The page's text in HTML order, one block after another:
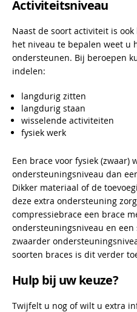
Activiteitsniveau
Naast de soort activiteit is
het niveau te bepalen weet u
ondersteunen. Bij beroepen
indelen:
langdurig zitten
langdurig staan
wisselende activiteiten
fysiek werk
Een brace voor fysiek (zwaar)
ondersteuningsniveau dan
Dikker materiaal of de
deze extra ondersteuning
compressiebrace een brace
ondersteuningsniveau en
zwaarder
soorten braces is dit verder
Hulp bij uw keuze?
Twijfelt u nog of wilt u extra